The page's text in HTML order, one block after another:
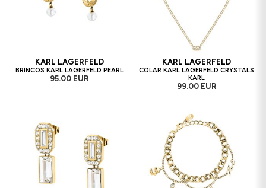
KARL LAGERFELD
BRINCOS KARL LAGERFELD PEARL
95.00 EUR
KARL LAGERFELD
COLAR KARL LAGERFELD CRYSTALS
KARL
99.00 EUR